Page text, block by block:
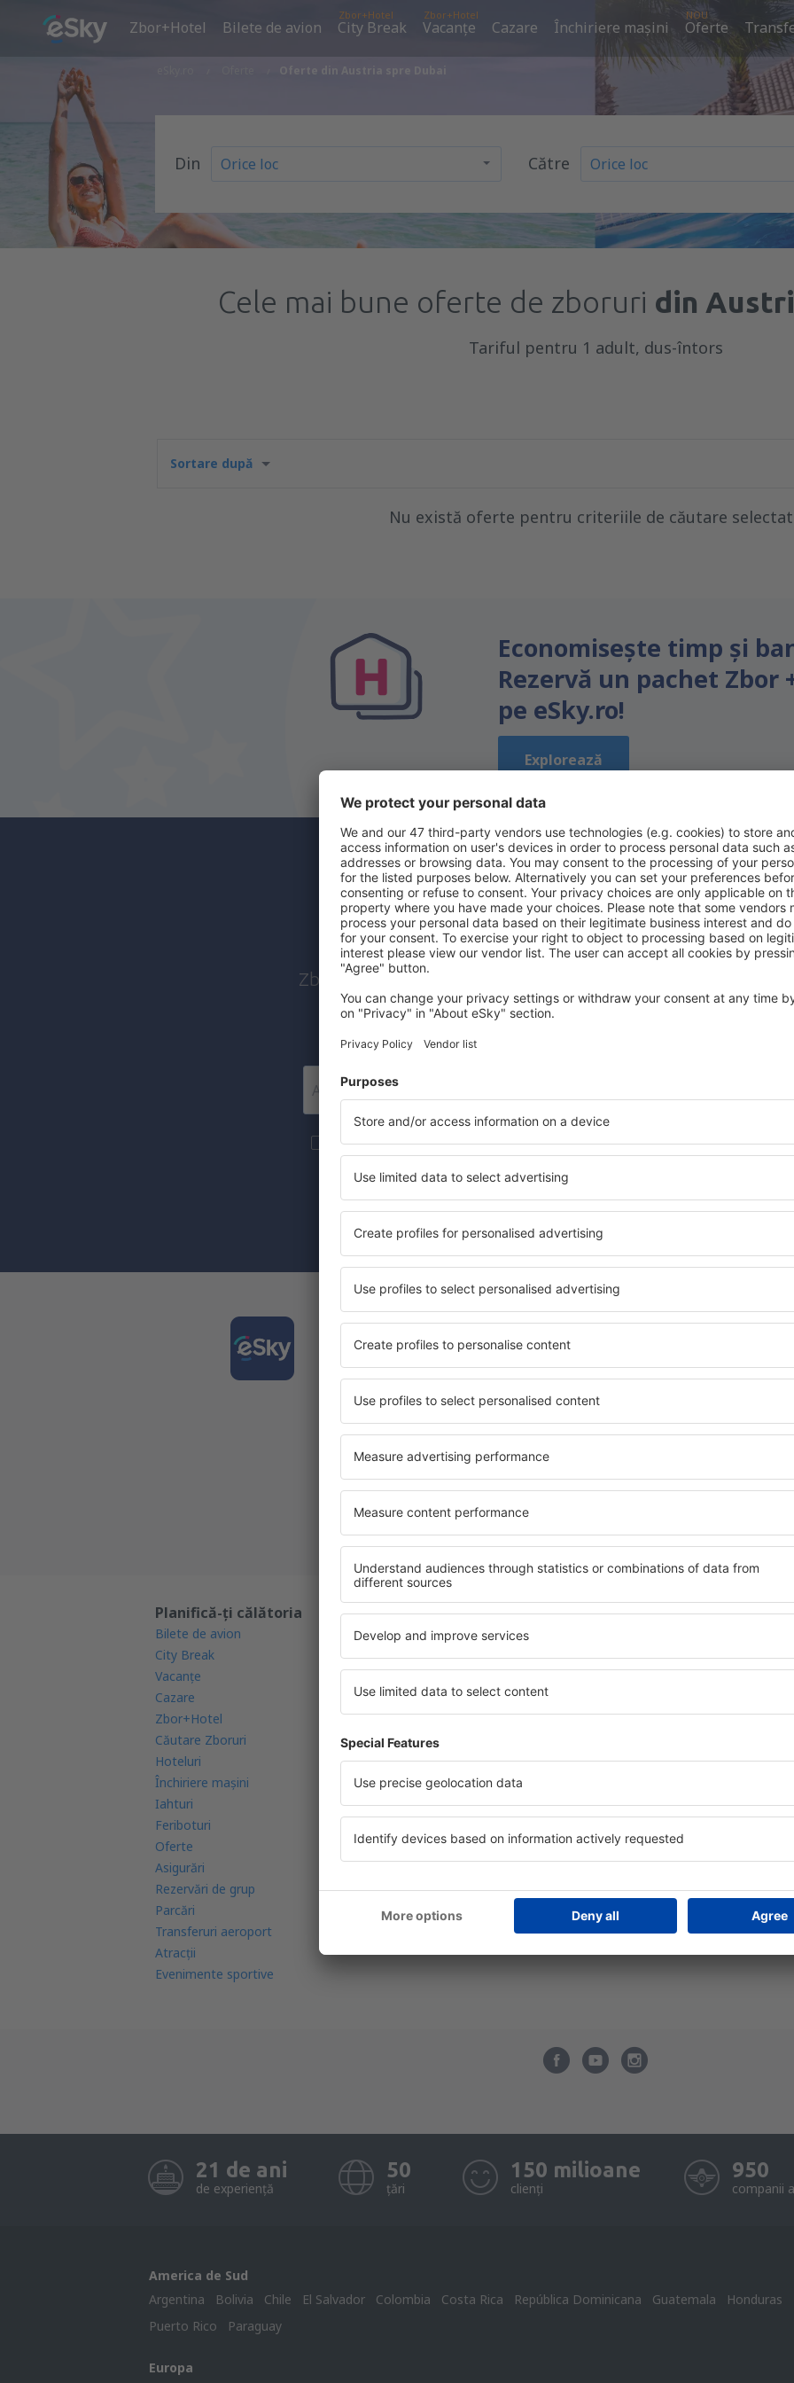
Zbor+Hotel Bilete de avion
Zbor+Hotel
City Break
Zbor+Hotel
Vacanţe Cazare Închiriere mașini
NOU
Oferte
Oferte din Austria spre Dubai
Din Către
Cele mai bune oferte de zboruri din
Tariful pentru 1 adult, dus-întors
Sortare după
Nu există oferte pentru criteriile de căutare
Economiseşte timp și
Rezervă un pachet Zbor
pe eSky.ro!
Explorează
Abonații la newsletter
mult cu mai puțin
Zboruri ieftine, city break-uri, vacanțe – profită de ofertele
tuturor.
Trimitem doar ce e mai bun, pe cuvânt de turişti!
Mai multe călătorii la prețuri avantajoase în newsletter-ul nostru. Sunt de acord
materiale informaționale (sub formă de newsletter) de la eSky.pl S.A. la adresa de e-mail
furnizat-o.
Prin bifarea căsuței de mai sus, furnizarea adresei de e-mail și apăsarea butonului
Descarcă aplicația noastră
și organizează-ţi convenabil
călătoriile
Cea mai bine evaluată aplicație din categoria călătoriilor
Noi oferte zilnice la îndemână
Toate rezervările tale într-un singur loc
Planifică-ți călătoria
Bilete de avion
City Break
Vacanţe
Cazare
Zbor+Hotel
Căutare Zboruri
Hoteluri
Închiriere mașini
Iahturi
Feriboturi
Oferte
Asigurări
Rezervări de grup
Parcări
Transferuri aeroport
Atracţii
Evenimente sportive
Află mai multe
Garanția prețului mic
Aplicație mobilă
Radar de zboruri
Companii aeriene
Companii aeriene naţionale
Recenzii companii aeriene
Aeroporturi
Recenzii aeroporturi
Calendar de prețuri
FAQ - Ghid de călătorie
Companii aeriene
Tarom
HiSky
Lufthansa
Pegasus
easyJet
21 de ani
de experiență
50
țări
150 milioane
clienți
950
companii
America de Sud
Argentina
Bolivia Chile El Salvador Colombia Costa Rica República Dominicana Guatemala Honduras
Puerto Rico
Paraguay
Europa